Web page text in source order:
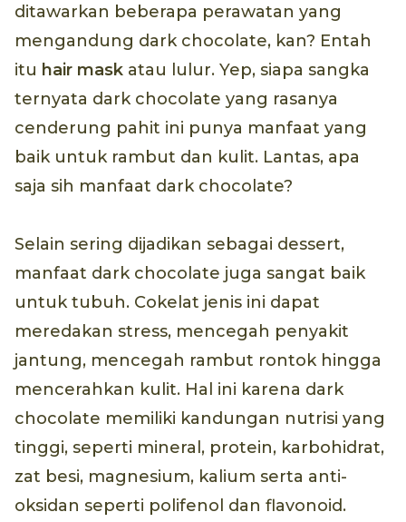
ditawarkan beberapa perawatan yang
mengandung dark chocolate, kan? Entah
itu hair mask atau lulur. Yep, siapa sangka
ternyata dark chocolate yang rasanya
cenderung pahit ini punya manfaat yang
baik untuk rambut dan kulit. Lantas, apa
saja sih manfaat dark chocolate?
Selain sering dijadikan sebagai dessert,
manfaat dark chocolate juga sangat baik
untuk tubuh. Cokelat jenis ini dapat
meredakan stress, mencegah penyakit
jantung, mencegah rambut rontok hingga
mencerahkan kulit. Hal ini karena dark
chocolate memiliki kandungan nutrisi yang
tinggi, seperti mineral, protein, karbohidrat,
zat besi, magnesium, kalium serta anti-
oksidan seperti polifenol dan flavonoid.